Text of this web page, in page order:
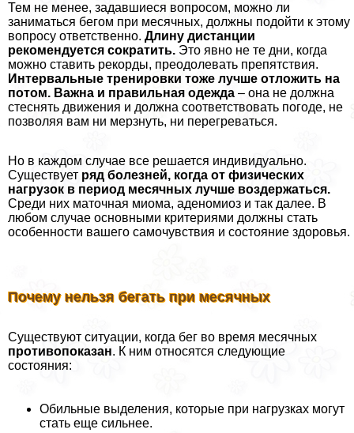
Тем не менее, задавшиеся вопросом, можно ли
заниматься бегом при мecячных, должны подойти к этому
вопросу ответственно. Длину дистанции
рекомендуется сократить. Это явно не те дни, когда
можно ставить рекорды, преодолевать препятствия.
Интервальные тренировки тоже лучше отложить на
потом. Важна и правильная одежда – она не должна
стеснять движения и должна соответствовать погоде, не
позволяя вам ни мерзнуть, ни перегреваться.
Но в каждом случае все решается индивидуально.
Существует ряд болезней, когда от физических
нагрузок в период мecячных лучше воздержаться.
Среди них маточная миома, аденомиоз и так далее. В
любом случае основными критериями должны стать
особенности вашего самочувствия и состояние здоровья.
Почему нельзя бегать при мecячных
Существуют ситуации, когда бег во время мecячных
противопоказан. К ним относятся следующие
состояния:
Обильные выделения, которые при нагрузках могут
стать еще сильнее.